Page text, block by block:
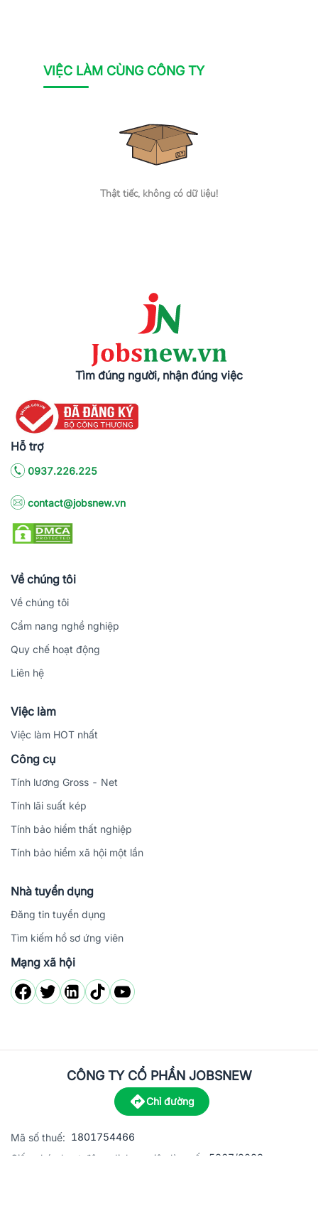
VIỆC LÀM CÙNG CÔNG TY
Thật tiếc, không có dữ liệu!
Tìm đúng người, nhận đúng việc
Hỗ trợ
0937.226.225
contact@jobsnew.vn
Về chúng tôi
Về chúng tôi
Cẩm nang nghề nghiệp
Quy chế hoạt động
Liên hệ
Việc làm
Việc làm HOT nhất
Công cụ
Tính lương Gross - Net
Tính lãi suất kép
Tính bảo hiểm thất nghiệp
Tính bảo hiểm xã hội một lần
Nhà tuyển dụng
Đăng tin tuyển dụng
Tìm kiếm hồ sơ ứng viên
Mạng xã hội
CÔNG TY CỔ PHẦN JOBSNEW
Chỉ đường
Mã số thuế: 1801754466
Giấy phép hoạt động dịch vụ việc làm số:
5867/2023